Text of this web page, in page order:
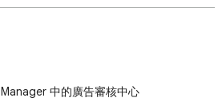
中的廣告審核中心